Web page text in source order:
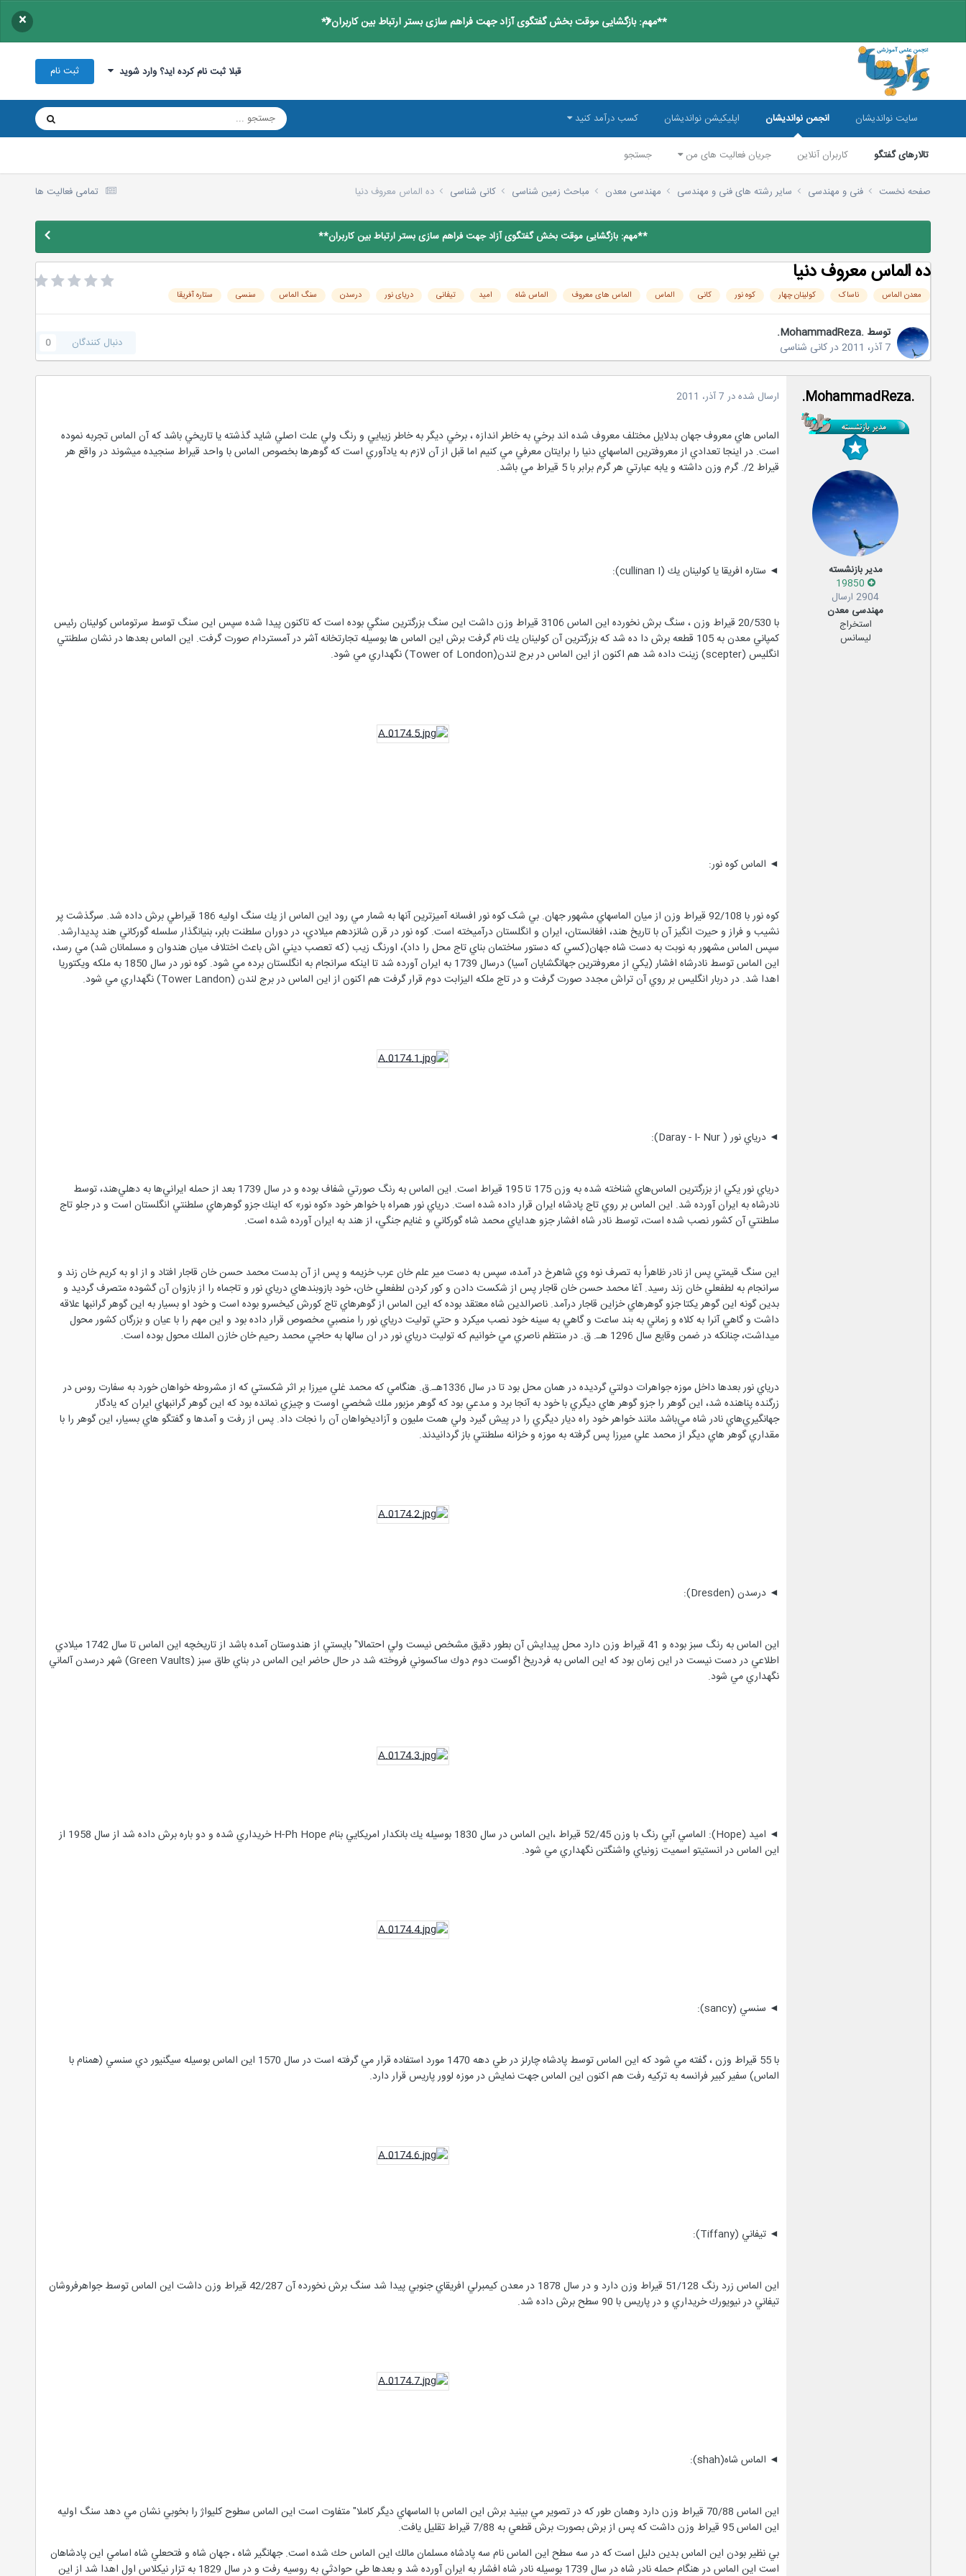
**مهم: بازگشایی موقت بخش گفتگوی آزاد جهت فراهم سازی بستر ارتباط بین کاربران** ×
قبلا ثبت نام کرده اید؟ وارد شوید ثبت نام
سایت نواندیشان انجمن نواندیشان
تالارهای گفتگو کاربران آنلاین جریان فعالیت های من جستجو
اپلیکیشن نواندیشان کسب درآمد کنید
تمامی فعالیت ها صفحه نخست فنی و مهندسی سایر رشته های فنی و مهندسی مهندسی معدن مباحث زمین شناسی کانی شناسی ده الماس معروف دنيا
**مهم: بازگشایی موقت بخش گفتگوی آزاد جهت فراهم سازی بستر ارتباط بین کاربران**
ده الماس معروف دنيا
معدن الماس ناساک کولینان چهار کوه نور کانی الماس الماس های معروف الماس شاه امید تیفانی دریای نور درسدن سنگ الماس سنسی ستاره آفریقا
توسط .MohammadReza.
7 آذر، 2011
درکانی شناسی دنبال کنندگان 0
.MohammadReza.
مدیر بازنشسته
2904 ارسال
مهندسی معدن
استخراج
لیسانس
ارسال شده در 7 آذر، 2011
الماس هاي معروف جهان بدلايل مختلف معروف شده اند برخي به خاطر اندازه ، برخي ديگر به خاطر زيبايي و رنگ ولي علت اصلي شايد گذشته يا تاريخي باشد كه آن الماس تجربه نموده
است. در اينجا تعدادي از معروفترين الماسهاي دنيا را برايتان معرفي مي كنيم اما قبل از آن لازم به يادآوري است كه گوهرها بخصوص الماس با واحد قيراط سنجيده ميشوند در واقع هر
قيراط 2/. گرم وزن داشته و يابه عبارتي هر گرم برابر با 5 قيراط مي باشد.
◄ ستاره افريقا يا كولينان يك (cullinan I):
با 20/530 قيراط وزن ، سنگ برش نخورده اين الماس 3106 قيراط وزن داشت اين سنگ بزرگترين سنگي بوده است كه تاكنون پيدا شده سپس اين سنگ توسط سرتوماس كولينان رئيس
كمپاني معدن به 105 قطعه برش دا ده شد كه بزرگترين آن كولينان يك نام گرفت برش اين الماس ها بوسيله تجارتخانه آشر در آمستردام صورت گرفت. اين الماس بعدها در نشان سلطنتي
انگليس (scepter) زينت داده شد هم اكنون از اين الماس در برج لندن(Tower of London) نگهداري مي شود.
◄ الماس کوه نور:
كوه نور با 92/108 قيراط وزن از ميان الماسهاي مشهور جهان. بي شک کوه نور افسانه آميزترين آنها به شمار مي رود اين الماس از يك سنگ اوليه 186 قيراطي برش داده شد. سرگذشت پر
نشيب و فراز و حيرت انگيز آن با تاريخ هند، افغانستان، ايران و انگلستان درآميخته است. کوه نور در قرن شانزدهم ميلادي، در دوران سلطنت بابر، بنيانگذار سلسله گورکاني هند پديدارشد.
سپس الماس مشهور به نوبت به دست شاه جهان(کسي که دستور ساختمان بناي تاج محل را داد)، اورنگ زيب (که تعصب ديني اش باعث اختلاف ميان هندوان و مسلمانان شد) مي رسد،
اين الماس توسط نادرشاه افشار (يکي از معروفترين جهانگشايان آسيا) درسال 1739 به ايران آورده شد تا اينکه سرانجام به انگلستان برده مي شود. كوه نور در سال 1850 به ملكه ويكتوريا
اهدا شد. در دربار انگليس بر روي آن تراش مجدد صورت گرفت و در تاج ملكه اليزابت دوم قرار گرفت هم اكنون از اين الماس در برج لندن (Tower Landon) نگهداري مي شود.
◄ درياي نور ( Daray - I- Nur):
درياي نور يكي از بزرگترين الماس‌هاي شناخته شده به وزن 175 تا 195 قيراط است. اين الماس به رنگ صورتي شفاف بوده و در سال 1739 بعد از حمله ايراني‌ها به دهلي‌هند، توسط
نادرشاه به ايران آورده شد. اين الماس بر روي تاج پادشاه ايران قرار داده شده است. درياي نور همراه با خواهر خود «كوه نور» كه اينك جزو گوهرهاي سلطنتي انگلستان است و در جلو تاج
سلطنتي آن كشور نصب شده است، توسط نادر شاه افشار جزو هداياي محمد شاه گوركاني و غنايم جنگي، از هند به ايران آورده شده است.
اين سنگ قيمتي پس از نادر ظاهراً به تصرف نوه وي شاهرخ در آمده، سپس به دست مير علم خان عرب خزيمه و پس از آن بدست محمد حسن خان قاجار افتاد و از او به كريم خان زند و
سرانجام به لطفعلي خان زند رسيد. آغا محمد حسن خان قاجار پس از شكست دادن و كور كردن لطفعلي خان، خود بازوبندهاي درياي نور و تاجماه را از بازوان آن گشوده متصرف گرديد و
بدين گونه اين گوهر يكتا جزو گوهرهاي خزاين قاجار درآمد. ناصرالدين شاه معتقد بوده كه اين الماس از گوهرهاي تاج كورش كيخسرو بوده است و خود او بسيار به اين گوهر گرانبها علاقه
داشت و گاهي آنرا به كلاه و زماني به بند ساعت و گاهي به سينه خود نصب ميكرد و حتي توليت درياي نور را منصبي مخصوص قرار داده بود و اين مهم را با عيان و بزرگان كشور محول
ميداشت، چنانكه در ضمن وقايع سال 1296 هـ. ق. در منتظم ناصري مي خوانيم كه توليت درياي نور در ان سالها به حاجي محمد رحيم خان خازن الملك محول بوده است.
درياي نور بعدها داخل موزه جواهرات دولتي گرديده در همان محل بود تا در سال 1336هـ.ق. هنگامي كه محمد غلي ميرزا بر اثر شكستي كه از مشروطه خواهان خورد به سفارت روس در
زرگنده پناهنده شد، اين گوهر را جزو گوهر هاي ديگري با خود به آنجا برد و مدعي بود كه گوهر مزبور ملك شخصي اوست و چيزي نمانده بود كه اين گوهر گرانبهاي ايران كه يادگار
جهانگيري‌هاي نادر شاه مي‌باشد مانند خواهر خود راه ديار ديگري را در پيش گيرد ولي همت مليون و آزاديخواهان آن را نجات داد. پس از رفت و آمدها و گفتگو هاي بسيار، اين گوهر را با
مقداري گوهر هاي ديگر از محمد علي ميرزا پس گرفته به موزه و خزانه سلطنتي باز گردانيدند.
◄ درسدن (Dresden):
اين الماس به رنگ سبز بوده و 41 قيراط وزن دارد محل پيدايش آن بطور دقيق مشخص نيست ولي احتمالا" بايستي از هندوستان آمده باشد از تاريخچه اين الماس تا سال 1742 ميلادي
اطلاعي در دست نيست در اين زمان بود كه اين الماس به فردريخ اگوست دوم دوك ساكسوني فروخته شد در حال حاضر اين الماس در بناي طاق سبز (Green Vaults) شهر درسدن آلماني
نگهداري مي شود.
◄ اميد (Hope): الماسي آبي رنگ با وزن 52/45 قيراط ،اين الماس در سال 1830 بوسيله يك بانكدار امريكايي بنام H-Ph Hope خريداري شده و دو باره برش داده شد از سال 1958 از
اين الماس در انستيتو اسميت زونياي واشنگتن نگهداري مي شود.
◄ سنسي (sancy):
با 55 قيراط وزن ، گفته مي شود كه اين الماس توسط پادشاه چارلز در طي دهه 1470 مورد استفاده قرار مي گرفته است در سال 1570 اين الماس بوسيله سيگنيور دي سنسي (همنام با
الماس) سفير كبير فرانسه به تركيه رفت هم اكنون اين الماس جهت نمايش در موزه لوور پاريس قرار دارد.
◄ تيفاني (Tiffany):
اين الماس زرد رنگ 51/128 قيراط وزن دارد و در سال 1878 در معدن كيمبرلي افريقاي جنوبي پيدا شد سنگ برش نخورده آن 42/287 قيراط وزن داشت اين الماس توسط جواهرفروشان
تيفاني در نيويورك خريداري و در پاريس با 90 سطح برش داده شد.
◄ الماس شاه(shah):
اين الماس 70/88 قيراط وزن دارد وهمان طور كه در تصوير مي بينيد برش اين الماس با الماسهاي ديگر كاملا" متفاوت است اين الماس سطوح كليواژ را بخوبي نشان مي دهد سنگ اوليه
اين الماس 95 قيراط وزن داشت كه پس از برش بصورت برش قطعي به 7/88 قيراط تقليل يافت.
بي نظير بودن اين الماس بدين دليل است كه در سه سطح اين الماس نام سه پادشاه مسلمان مالك اين الماس حك شده است. جهانگير شاه ، جهان شاه و فتحعلي شاه اسامي اين پادشاهان
است اين الماس در هنگام حمله نادر شاه در سال 1739 بوسيله نادر شاه افشار به ايران آورده شد و بعدها طي حوادثي به روسيه رفت و در سال 1829 به تزار نيكلاس اول اهدا شد از اين